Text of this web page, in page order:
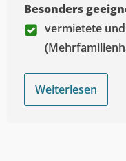
Besonders
vermietete
Weiterlesen